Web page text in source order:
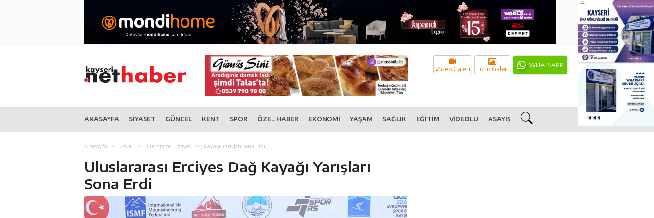
WHATSAPP
Foto Galeri
Video Galeri
ANASAYFA SİYASET GÜNCEL KENT SPOR ÖZEL HABER EKONOMİ YAŞAM SAĞLIK EĞİTİM VİDEOLU ASAYİŞ
Anasayfa SPOR Uluslararası Erciyes Dağ Kayağı Yarışları Sona Erdi
Uluslararası Erciyes Dağ Kayağı Yarışları
Sona Erdi